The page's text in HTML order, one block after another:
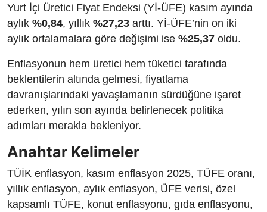
Yurt İçi Üretici Fiyat Endeksi (Yİ-ÜFE) kasım ayında
aylık %0,84, yıllık %27,23 arttı. Yİ-ÜFE’nin on iki
aylık ortalamalara göre değişimi ise %25,37 oldu.
Enflasyonun hem üretici hem tüketici tarafında
beklentilerin altında gelmesi, fiyatlama
davranışlarındaki yavaşlamanın sürdüğüne işaret
ederken, yılın son ayında belirlenecek politika
adımları merakla bekleniyor.
Anahtar Kelimeler
TÜİK enflasyon, kasım enflasyon 2025, TÜFE oranı,
yıllık enflasyon, aylık enflasyon, ÜFE verisi, özel
kapsamlı TÜFE, konut enflasyonu, gıda enflasyonu,